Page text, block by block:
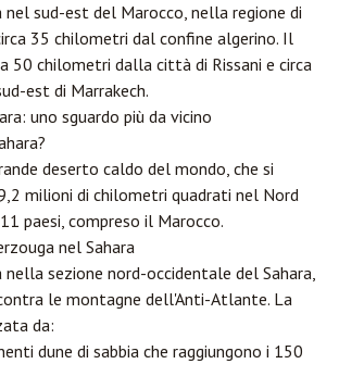
sud-est del Marocco, nella regione di
35 chilometri dal confine algerino. Il
50 chilometri dalla città di Rissani e circa
est di Marrakech.
uno sguardo più da vicino
deserto caldo del mondo, che si
milioni di chilometri quadrati nel Nord
paesi, compreso il Marocco.
nel Sahara
sezione nord-occidentale del Sahara,
le montagne dell'Anti-Atlante. La
da:
dune di sabbia che raggiungono i 150